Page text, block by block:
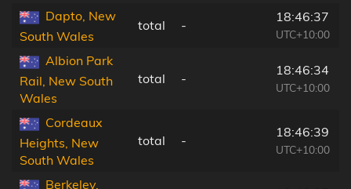
Dapto, New
South Wales
total -
18:46:37
UTC+10:00
Albion Park
Rail, New South
Wales
total -
18:46:34
UTC+10:00
Cordeaux
Heights, New
South Wales
total -
18:46:39
UTC+10:00
Berkeley,